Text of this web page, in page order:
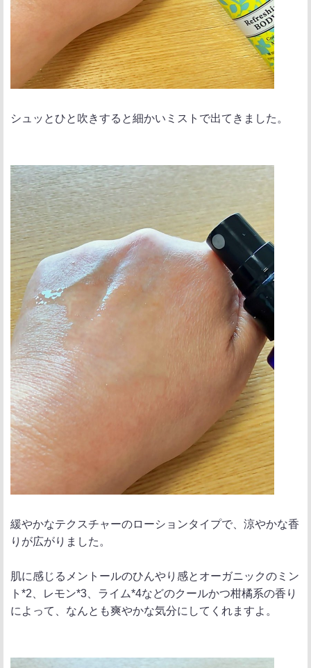
シュッとひと吹きすると細かいミストで出てきました。
緩やかなテクスチャーのローションタイプで、涼やかな香
りが広がりました。
肌に感じるメントールのひんやり感とオーガニックのミン
ト*2、レモン*3、ライム*4などのクールかつ柑橘系の香り
によって、なんとも爽やかな気分にしてくれますよ。